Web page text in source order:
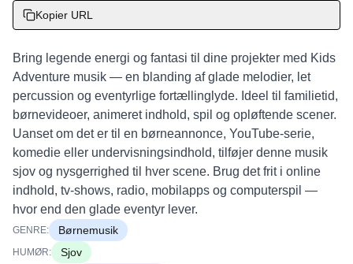
Kopier URL
Bring legende energi og fantasi til dine projekter med Kids
Adventure musik — en blanding af glade melodier, let
percussion og eventyrlige fortællinglyde. Ideel til familietid,
børnevideoer, animeret indhold, spil og opløftende scener.
Uanset om det er til en børneannonce, YouTube-serie,
komedie eller undervisningsindhold, tilføjer denne musik
sjov og nysgerrighed til hver scene. Brug det frit i online
indhold, tv-shows, radio, mobilapps og computerspil —
hvor end den glade eventyr lever.
GENRE: Børnemusik
HUMØR: Sjov